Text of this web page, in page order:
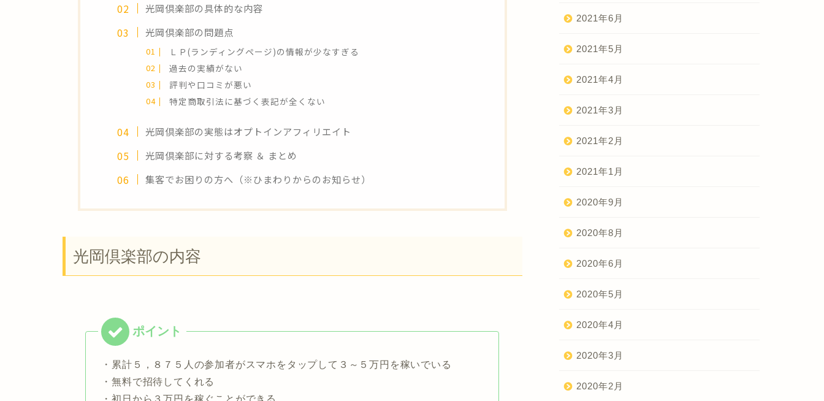
光岡倶楽部の具体的な内容
光岡倶楽部の問題点
ＬＰ(ランディングページ)の情報が少なすぎる
過去の実績がない
評判や口コミが悪い
特定商取引法に基づく表記が全くない
光岡倶楽部の実態はオプトインアフィリエイト
光岡倶楽部に対する考察 ＆ まとめ
集客でお困りの方へ（※ひまわりからのお知らせ）
光岡倶楽部の内容
・累計５，８７５人の参加者がスマホをタップして３～５万円を稼いでいる
・無料で招待してくれる
・初日から３万円を稼ぐことができる
2021年6月
2021年5月
2021年4月
2021年3月
2021年2月
2021年1月
2020年9月
2020年8月
2020年6月
2020年5月
2020年4月
2020年3月
2020年2月